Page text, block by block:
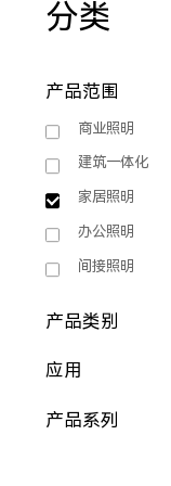
分类
产品范围
商业照明
建筑一体化
家居照明
办公照明
间接照明
产品类别
应用
产品系列